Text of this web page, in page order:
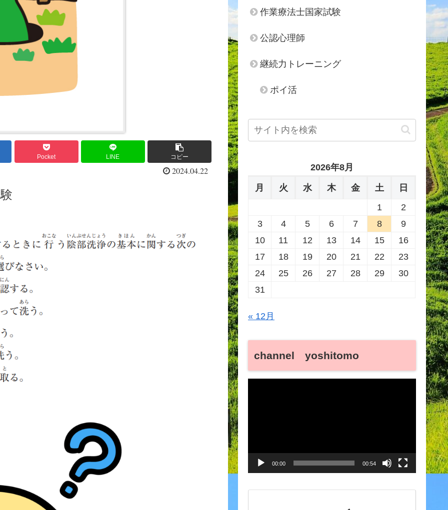
Pocket LINE コピー
2024.04.22
作業療法士国家試験
公認心理師
継続力トレーニング
ポイ活
2026年8月
月 火 水 木 金 土
日
1
2
3
4 5 6 7 8
9
10
11 12 13 14 15
16
17
18 19 20 21 22
23
24
25 26 27 28 29
30
31
« 12月
channel yoshitomo
00:00 00:54